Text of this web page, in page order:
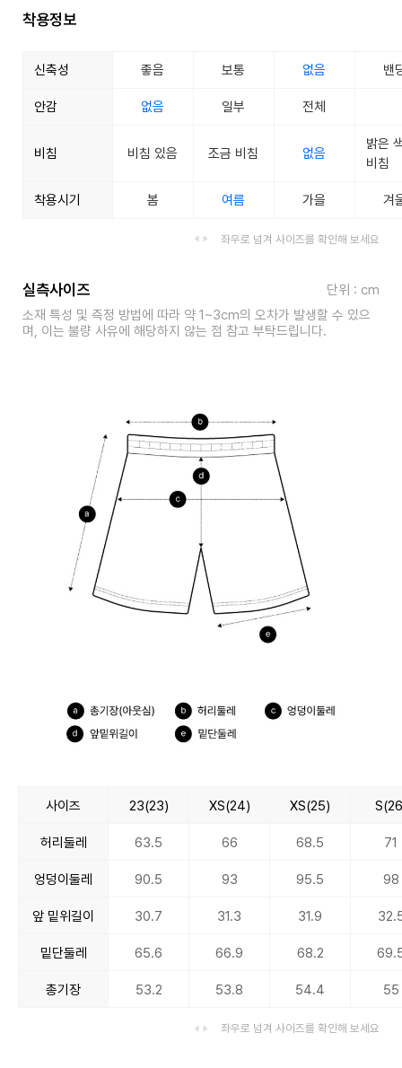
착용정보
신축성 좋음 보통 없음 밴
안감 없음 일부 전체
비침 비침 있음 조금 비침 없음
밝은
비침
착용시기 봄 여름 가을 겨
좌우로 넘겨 사이즈를 확인해 보세요
실측사이즈
단위 : cm
소재 특성 및 측정 방법에 따라 약 1~3cm의 오차가 발생할 수 있으
며, 이는 불량 사유에 해당하지 않는 점 참고 부탁드립니다.
사이즈 23(23) XS(24) XS(25)
허리둘레 63.5 66 68.5 71
엉덩이둘레 90.5 93 95.5 98
앞 밑위길이 30.7 31.3 31.9
밑단둘레 65.6 66.9 68.2
총기장 53.2 53.8 54.4 55
좌우로 넘겨 사이즈를 확인해 보세요